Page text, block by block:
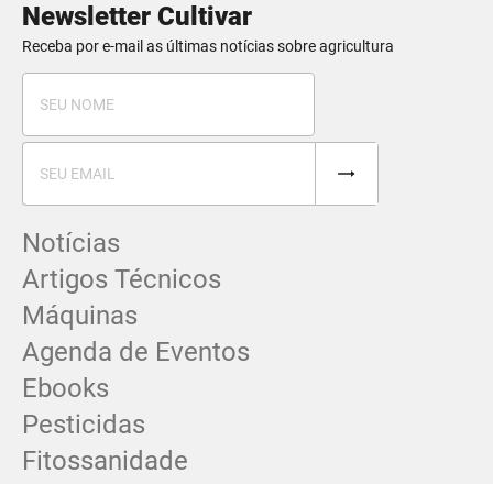
Newsletter Cultivar
Receba por e-mail as últimas notícias sobre agricultura
Notícias
Artigos Técnicos
Máquinas
Agenda de Eventos
Ebooks
Pesticidas
Fitossanidade